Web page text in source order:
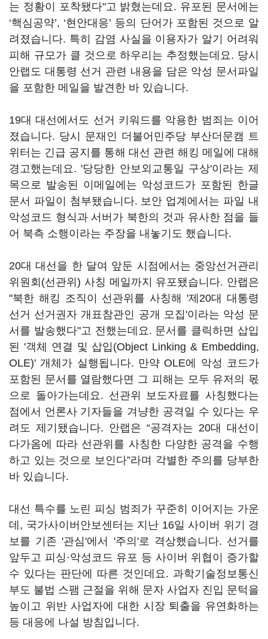
는 정황이 포착됐다"고 밝혔는데요. 유포된 문서에는
‘핵심공약’, ‘현안대응’ 등의 단어가 포함된 것으로 알
려졌습니다. 특히 감염 사실을 이용자가 알기 어려워
피해 규모가 클 것으로 하우리는 추정했는데요. 당시
안랩도 대통령 선거 관련 내용을 담은 악성 문서파일
을 포함한 메일을 발견한 바 있습니다.
19대 대선에서도 선거 키워드를 악용한 범죄는 이어
졌습니다. 당시 문재인 더불어민주당 부산더문캠 트
위터는 긴급 공지를 통해 대선 관련 해킹 메일에 대해
경고했는데요. '당당한 안보외교통일 구상'이라는 제
목으로 발송된 이메일에는 악성코드가 포함된 한글
문서 파일이 첨부됐습니다. 보안 업계에서는 파일 내
악성코드 형식과 서버가 북한의 것과 유사한 점을 들
어 북측 소행이라는 주장을 내놓기도 했습니다.
20대 대선을 한 달여 앞둔 시점에서는 중앙선거관리
위원회(선관위) 사칭 메일까지 유포됐습니다. 안랩은
"북한 해킹 조직이 선관위를 사칭해 '제20대 대통령
선거 선거권자 개표참관인 공개 모집'이라는 악성 문
서를 발송했다"고 전했는데요. 문서를 클릭하면 삽입
된 '객체 연결 및 삽입(Object Linking & Embedding,
OLE)' 개체가 실행됩니다. 만약 OLE에 악성 코드가
포함된 문서를 열람했다면 그 피해는 모두 유저의 몫
으로 돌아가는데요. 선관위 보도자료를 사칭했다는
점에서 언론사 기자들을 겨냥한 공격일 수 있다는 우
려도 제기됐습니다. 안랩은 “공격자는 20대 대선이
다가옴에 따라 선관위를 사칭한 다양한 공격을 수행
하고 있는 것으로 보인다”라며 각별한 주의를 당부한
바 있습니다.
대선 특수를 노린 피싱 범죄가 꾸준히 이어지는 가운
데, 국가사이버안보센터는 지난 16일 사이버 위기 경
보를 기존 '관심'에서 '주의'로 격상했습니다. 선거를
앞두고 피싱·악성코드 유포 등 사이버 위협이 증가할
수 있다는 판단에 따른 것인데요. 과학기술정보통신
부도 불법 스팸 근절을 위해 문자 사업자 진입 문턱을
높이고 위반 사업자에 대한 시장 퇴출을 유연화하는
등 대응에 나설 방침입니다.